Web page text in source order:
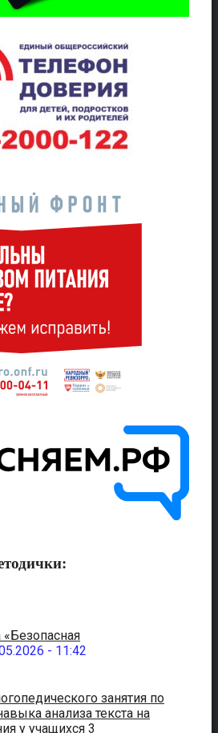
«Безопасная
- 11:42
занятия по
анализа текста на
у учащихся 3